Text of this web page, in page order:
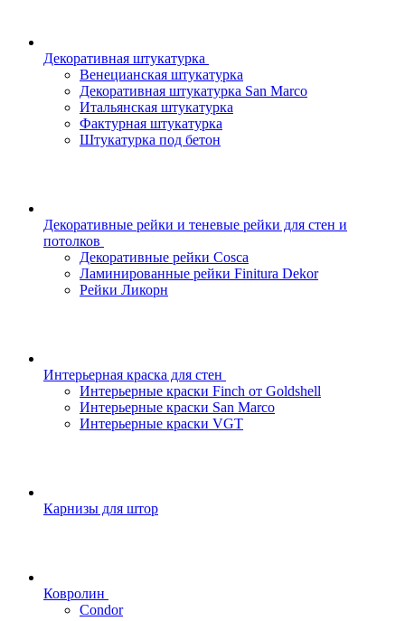
Декоративная штукатурка
Венецианская штукатурка
Декоративная штукатурка San Marco
Итальянская штукатурка
Фактурная штукатурка
Штукатурка под бетон
Декоративные рейки и теневые рейки для стен и
потолков
Декоративные рейки Cosca
Ламинированные рейки Finitura Dekor
Рейки Ликорн
Интерьерная краска для стен
Интерьерные краски Finch от Goldshell
Интерьерные краски San Marco
Интерьерные краски VGT
Карнизы для штор
Ковролин
Condor